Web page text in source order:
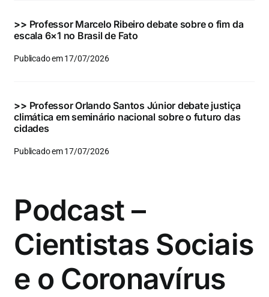
>> Professor Marcelo Ribeiro debate sobre o fim da
escala 6×1 no Brasil de Fato
Publicado em 17/07/2026
>> Professor Orlando Santos Júnior debate justiça
climática em seminário nacional sobre o futuro das
cidades
Publicado em 17/07/2026
Podcast –
Cientistas Sociais
e o Coronavírus